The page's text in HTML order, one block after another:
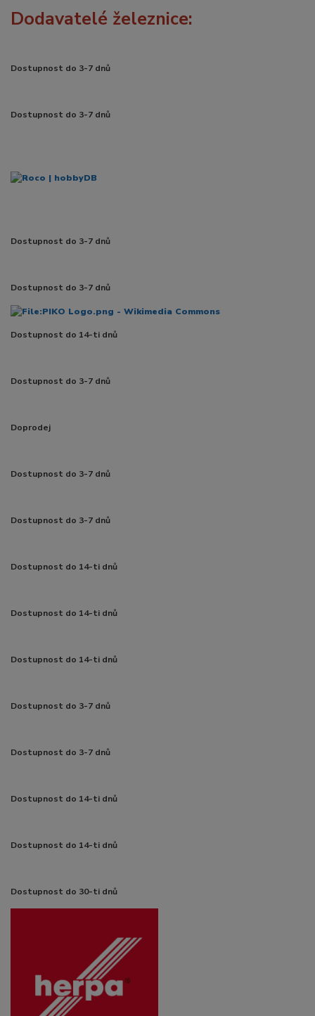
Dodavatelé železnice:
Dostupnost do 3-7 dnů
Dostupnost do 3-7 dnů
Dostupnost do 3-7 dnů
Dostupnost do 3-7 dnů
Dostupnost do 14-ti dnů
Dostupnost do 3-7 dnů
Doprodej
Dostupnost do 3-7 dnů
Dostupnost do 3-7 dnů
Dostupnost do 14-ti dnů
Dostupnost do 14-ti dnů
Dostupnost do 14-ti dnů
Dostupnost do 3-7 dnů
Dostupnost do 3-7 dnů
Dostupnost do 14-ti dnů
Dostupnost do 14-ti dnů
Dostupnost do 30-ti dnů